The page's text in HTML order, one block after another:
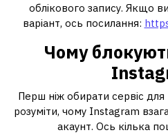
облікового запису. Якщо
варіант, ось посилання:
Чому
Перш ніж обирати сервіс
розуміти, чому Instagram
акаунт. Ось кілька